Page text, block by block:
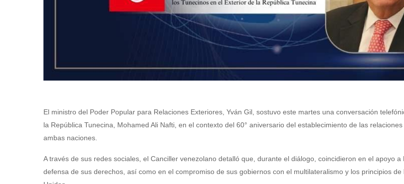
El ministro del Poder Popular para Relaciones Exteriores, Yván Gil, sostuvo este martes una conversación
la República Tunecina, Mohamed Ali Nafti, en el contexto del 60° aniversario del establecimiento de las
ambas naciones.
A través de sus redes sociales, el Canciller venezolano detalló que, durante el diálogo, coincidieron en el apoyo a
defensa de sus derechos, así como en el compromiso de sus gobiernos con el multilateralismo y los principios